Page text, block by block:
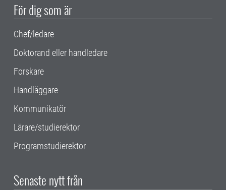
För dig som är
Chef/ledare
Doktorand eller handledare
Forskare
Handläggare
Kommunikatör
Lärare/studierektor
Programstudierektor
Senaste nytt från